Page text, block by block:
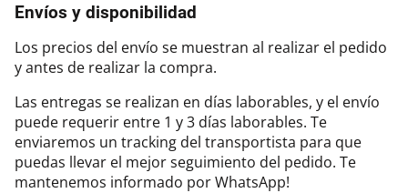
Envíos y disponibilidad
Los precios del envío se muestran al realizar el pedido
y antes de realizar la compra.
Las entregas se realizan en días laborables, y el envío
puede requerir entre 1 y 3 días laborables. Te
enviaremos un tracking del transportista para que
puedas llevar el mejor seguimiento del pedido. Te
mantenemos informado por WhatsApp!